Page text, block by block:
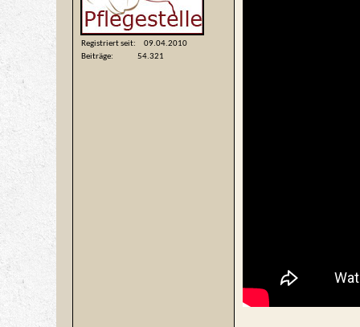
Registriert seit
09.04.2010
Beiträge
54.321